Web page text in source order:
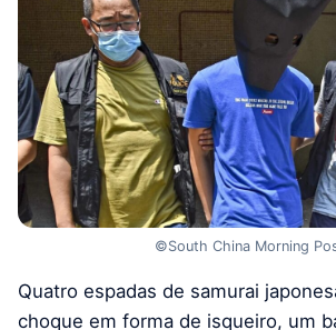
©South China Morning
Quatro espadas de samurai
choque em forma de isqueiro, um